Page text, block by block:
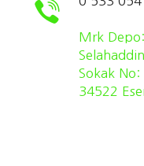
Mrk Depo:
Sokak No:
34522